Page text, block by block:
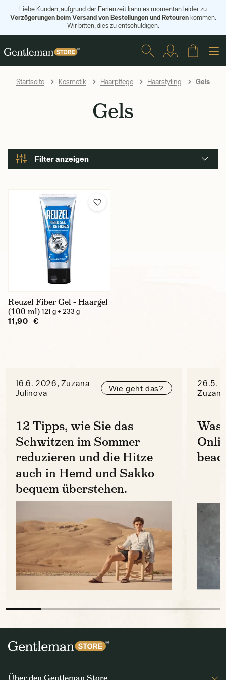
Liebe Kunden, aufgrund der Ferienzeit kann es momentan leider zu
Verzögerungen beim Versand von Bestellungen und Retourenkommen.
Wir bitten, dies zu entschuldigen.
Startseite Kosmetik Haarpflege Haarstyling Gels
Gels
Filter anzeigen
Marke
Reuzel
Fixierung
starker Halt
Glanz
Haargel
Basis
wasserbasiert
Preis
Reuzel Fiber Gel – Haargel
(100 ml) 121 g + 233 g
11,90 €
16.6. 2026, Zuzana
Julinova
Wie geht das?
12 Tipps, wie Sie das
Schwitzen im Sommer
reduzieren und die Hitze
auch in Hemd und Sakko
bequem überstehen.
26.5.
Was